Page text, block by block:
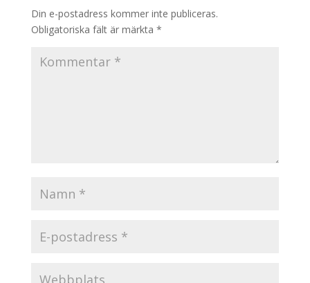
Din e-postadress kommer inte publiceras.
Obligatoriska fält är märkta *